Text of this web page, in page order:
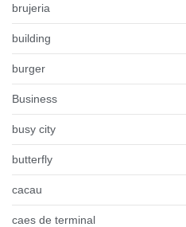
brujeria
building
burger
Business
busy city
butterfly
cacau
caes de terminal